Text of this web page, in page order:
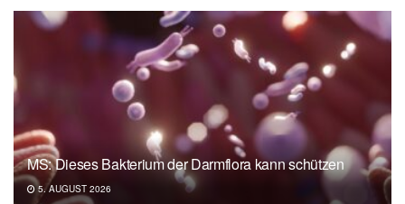
MS: Dieses Bakterium der Darmflora kann schützen
5. AUGUST 2026